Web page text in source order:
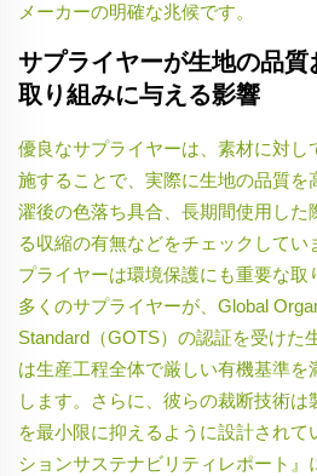
メーカーの明確な兆候です。
サプライヤーが生地の品
取り組みに与える影響
優良なサプライヤーは、素材に対し
施することで、実際に生地の品質を
濯後の色落ち具合、長期間使用した
る収縮の有無などをチェックしてい
プライヤーは環境保護にも重要な取
多くのサプライヤーが、Global
Standard（GOTS）の認証を受けた
は生産工程全体で厳しい有機基準を
します。さらに、彼らの裁断技術
を最小限に抑えるように設計されて
ションサステナビリティレポート』